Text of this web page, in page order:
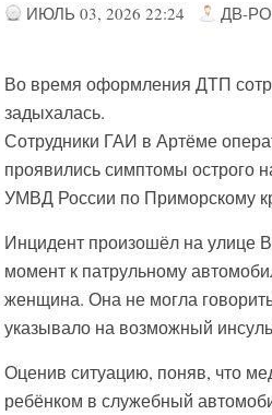
ИЮЛЬ 03, 2026 22:24 ДВ-
Во время оформления ДТП
задыхалась.
Сотрудники ГАИ в Артёме
проявились симптомы острого
УМВД России по Приморскому
Инцидент произошёл на улице
момент к патрульному
женщина. Она не могла
указывало на возможный
Оценив ситуацию, поняв, что
ребёнком в служебный